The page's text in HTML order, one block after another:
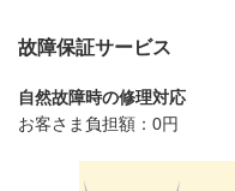
故障保証サービス
自然故障時の修理対応
お客さま負担額： 0円